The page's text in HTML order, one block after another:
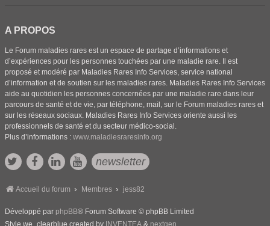
A PROPOS
Le Forum maladies rares est un espace de partage d’informations et
d’expériences pour les personnes touchées par une maladie rare. Il est
proposé et modéré par Maladies Rares Info Services, service national
d’information et de soutien sur les maladies rares. Maladies Rares Info Services
aide au quotidien les personnes concernées par une maladie rare dans leur
parcours de santé et de vie, par téléphone, mail, sur le Forum maladies rares et
sur les réseaux sociaux. Maladies Rares Info Services oriente aussi les
professionnels de santé et du secteur médico-social.
Plus d’informations : www.maladiesraresinfo.org
newsletter
Accueil du forum Membres jess82
Développé par phpBB® Forum Software © phpBB Limited
Style we_clearblue created by INVENTEA & nextgen